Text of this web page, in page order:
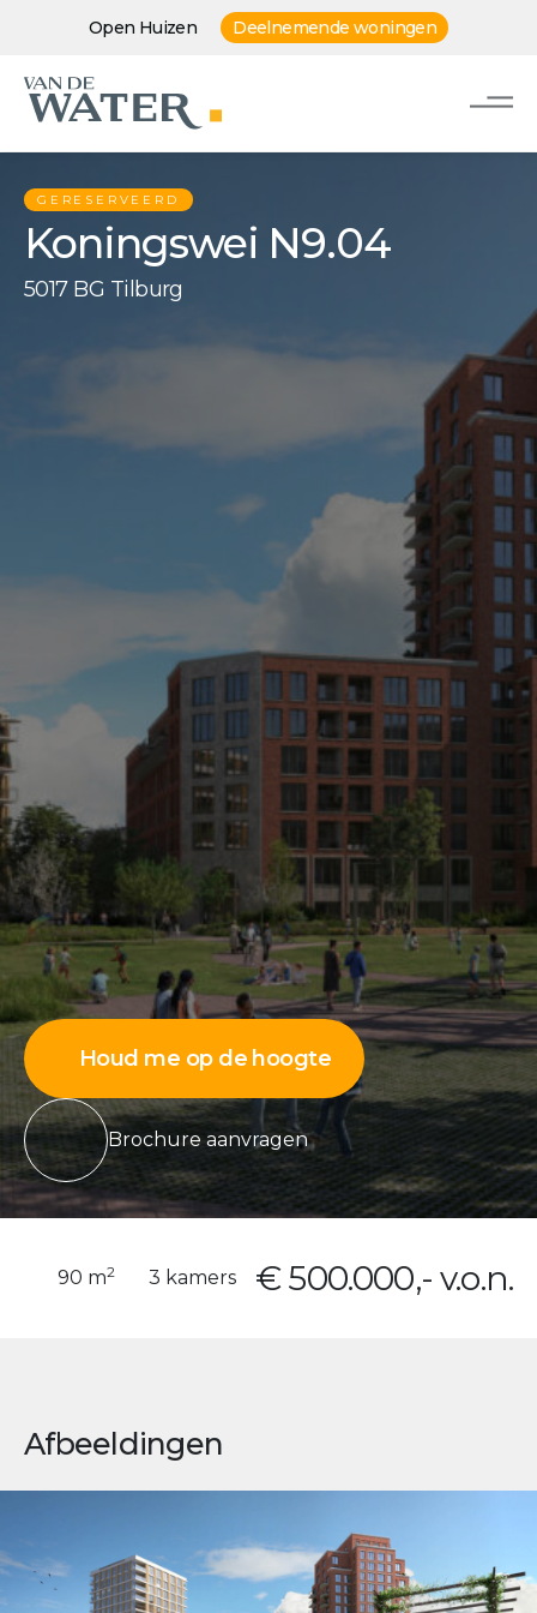
Open Huizen Deelnemende woningen
GERESERVEERD
Koningswei N9.04
5017 BG Tilburg
Houd me op de hoogte
Brochure aanvragen
90 m2 3 kamers € 500.000,- v.o.n.
Afbeeldingen